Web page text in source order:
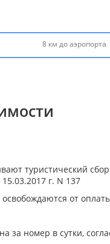
8 км до аэропорта
туристический
г. N 137
от
за номер в сутки,